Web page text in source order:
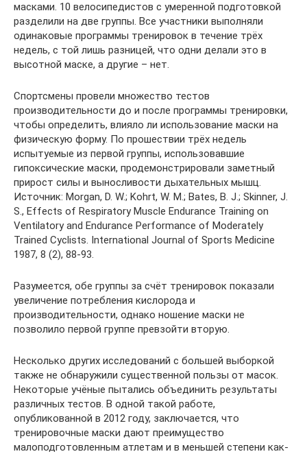
масками. 10 велосипедистов с умеренной подготовкой
разделили на две группы. Все участники выполняли
одинаковые программы тренировок в течение трёх
недель, с той лишь разницей, что одни делали это в
высотной маске, а другие – нет.
Спортсмены провели множество тестов
производительности до и после программы тренировки,
чтобы определить, влияло ли использование маски на
физическую форму. По прошествии трёх недель
испытуемые из первой группы, использовавшие
гипоксические маски, продемонстрировали заметный
прирост силы и выносливости дыхательных мышц.
Источник: Morgan, D. W.; Kohrt, W. M.; Bates, B. J.; Skinner, J.
S., Effects of Respiratory Muscle Endurance Training on
Ventilatory and Endurance Performance of Moderately
Trained Cyclists. International Journal of Sports Medicine
1987, 8 (2), 88-93.
Разумеется, обе группы за счёт тренировок показали
увеличение потребления кислорода и
производительности, однако ношение маски не
позволило первой группе превзойти вторую.
Несколько других исследований с большей выборкой
также не обнаружили существенной пользы от масок.
Некоторые учёные пытались объединить результаты
различных тестов. В одной такой работе,
опубликованной в 2012 году, заключается, что
тренировочные маски дают преимущество
малоподготовленным атлетам и в меньшей степени как-